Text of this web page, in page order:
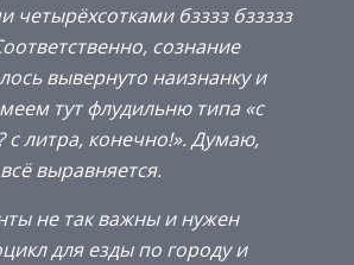
четырёхсотками бзззз бззззз
сознание
вывернуто наизнанку и
тут флудильню типа «с
с литра, конечно!». Думаю,
выравняется.
не так важны и нужен
для езды по городу и